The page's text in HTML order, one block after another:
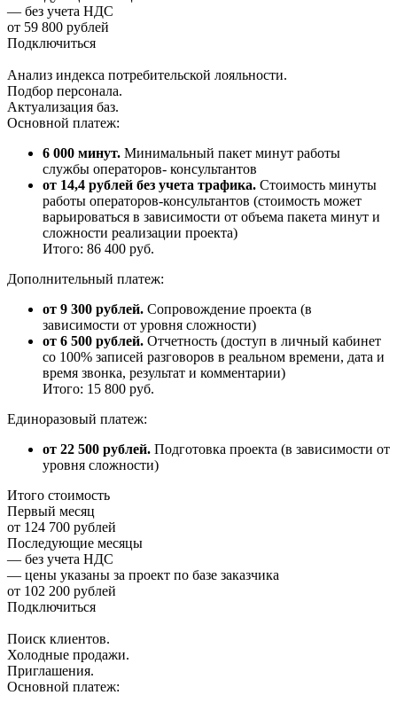
— без учета НДС
от 59 800 рублей
Подключиться
Анализ индекса потребительской лояльности.
Подбор персонала.
Актуализация баз.
Основной платеж:
6 000 минут. Минимальный пакет минут работы
службы операторов- консультантов
от 14,4 рублей без учета трафика. Стоимость минуты
работы операторов-консультантов (стоимость может
варьироваться в зависимости от объема пакета минут и
сложности реализации проекта)
Итого: 86 400 руб.
Дополнительный платеж:
от 9 300 рублей. Сопровождение проекта (в
зависимости от уровня сложности)
от 6 500 рублей. Отчетность (доступ в личный кабинет
со 100% записей разговоров в реальном времени, дата и
время звонка, результат и комментарии)
Итого: 15 800 руб.
Единоразовый платеж:
от 22 500 рублей. Подготовка проекта (в зависимости от
уровня сложности)
Итого стоимость
Первый месяц
от 124 700 рублей
Последующие месяцы
— без учета НДС
— цены указаны за проект по базе заказчика
от 102 200 рублей
Подключиться
Поиск клиентов.
Холодные продажи.
Приглашения.
Основной платеж: